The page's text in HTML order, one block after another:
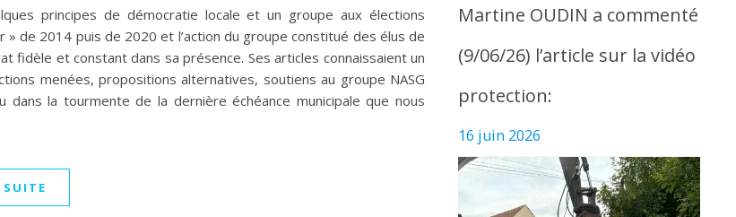
principes de démocratie locale et un groupe aux élections
de 2014 puis de 2020 et l’action du groupe constitué des élus de
fidèle et constant dans sa présence. Ses articles connaissaient un
menées, propositions alternatives, soutiens au groupe NASG
la tourmente de la dernière échéance municipale que nous
SUITE
Martine OUDIN a commenté
(9/06/26) l’article sur la vidéo
protection:
16 juin 2026